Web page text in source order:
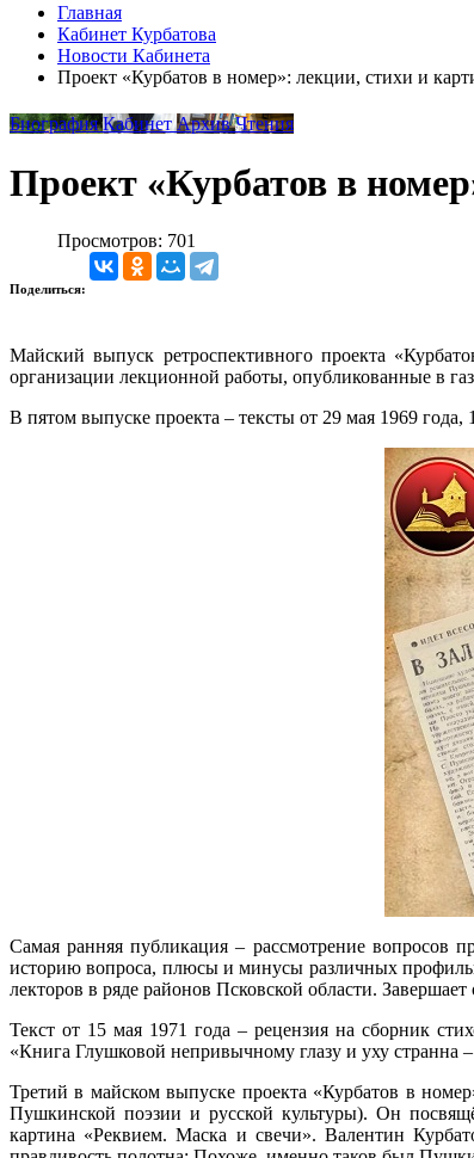
Главная
Кабинет Курбатова
Новости Кабинета
Проект «Курбатов в номер»: лекции, стихи и
БиографияКабинетАрхивЧтения
Проект «Курбатов в
Просмотров: 701
Поделиться:
Майский выпуск ретроспективного проекта
организации лекционной работы, опубликованные в
В пятом выпуске проекта – тексты от 29 мая 1969 года,
Самая ранняя публикация – рассмотрение вопросов
историю вопроса, плюсы и минусы различных
лекторов в ряде районов Псковской области.
Текст от 15 мая 1971 года – рецензия на сборник
«Книга Глушковой непривычному глазу и уху странна
Третий в майском выпуске проекта «Курбатов в
Пушкинской поэзии и русской культуры). Он
картина «Реквием. Маска и свечи». Валентин